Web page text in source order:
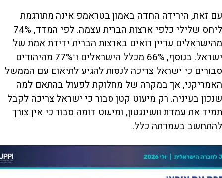
עם זאת, הירידה החדה באמון בטראמפ אינה מתורגמת
ליחס שלילי כלפי ארצות הברית עצמה. לפי המדד, 74%
מהישראלים עדיין רואים בארצות הברית ידידת אמת של
ישראל. בנוסף, 66% מכלל הישראלים ו־77% מהיהודים
סבורים כי ישראל צריכה לנסות להגיע לתיאום עם הממשל
האמריקני, אך במקרה של מחלוקת לפעול בהתאם למה
שנכון בעיניה. רק מיעוט קטן סבור כי ישראל צריכה לקבל
תמיד את עמדת וושינגטון, ומיעוט דומה סבור כי אין צורך
להתחשב בעמדתה כלל.